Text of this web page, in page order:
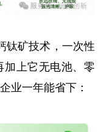
钛矿技术，一次性
上它无电池、零
业一年能省下：